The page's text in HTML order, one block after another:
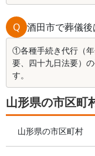
Q 酒田市で葬儀
①各種手続き代行（
要、四十九日法要）
す。
山形県の市区町
山形県の市区町村